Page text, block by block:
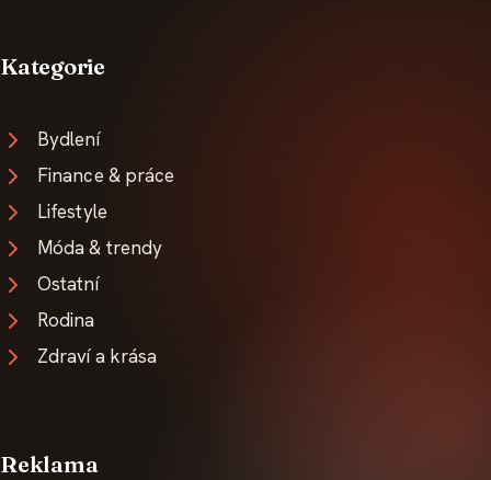
Kategorie
Bydlení
Finance & práce
Lifestyle
Móda & trendy
Ostatní
Rodina
Zdraví a krása
Reklama